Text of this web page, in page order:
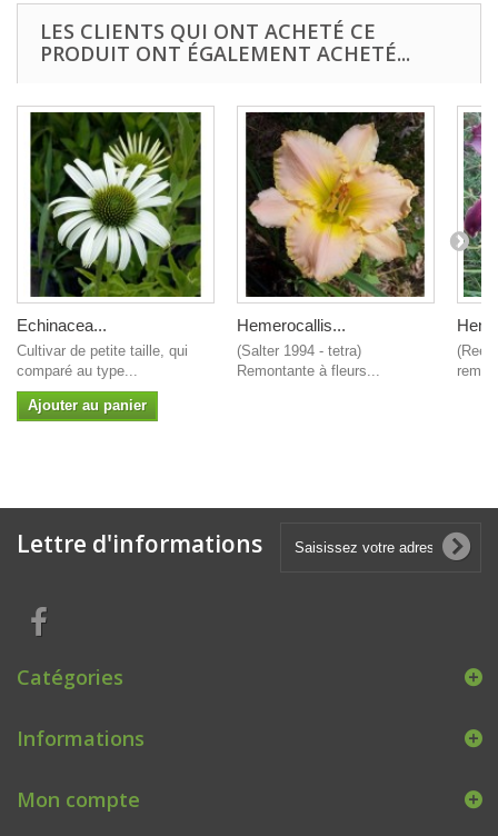
LES CLIENTS QUI ONT ACHETÉ CE
PRODUIT ONT ÉGALEMENT ACHETÉ...
Echinacea...
Cultivar de petite taille, qui
comparé au type...
Ajouter au panier
Hemerocallis...
(Salter 1994 - tetra)
Remontante à fleurs...
Lettre d'informations
Catégories
Informations
Mon compte